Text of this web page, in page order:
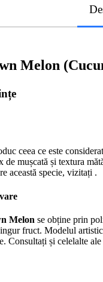
Melon
ceea ce este
mușcată și textura
această specie, vizitați .
Melon se obține prin
fruct. Modelul
Consultați și celelalte ale